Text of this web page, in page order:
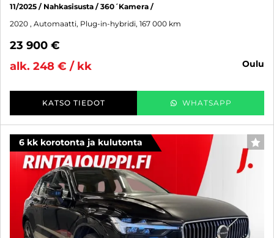
11/2025 / Nahkasisusta / 360´Kamera /
2020 , Automaatti, Plug-in-hybridi, 167 000 km
23 900 €
alk. 248 € / kk
oulu
KATSO TIEDOT WHATSAPP
6 kk korotonta ja kulutonta